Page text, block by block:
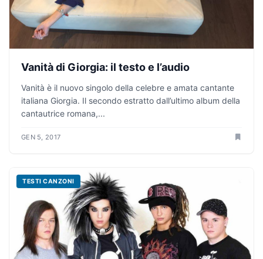
Vanità di Giorgia: il testo e l’audio
Vanità è il nuovo singolo della celebre e amata cantante
italiana Giorgia. Il secondo estratto dall’ultimo album della
cantautrice romana,...
GEN 5, 2017
TESTI CANZONI